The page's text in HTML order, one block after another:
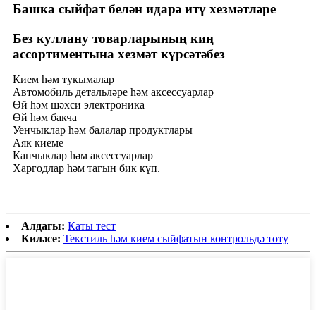
Башка сыйфат белән идарә итү хезмәтләре
Без куллану товарларының киң
ассортиментына хезмәт күрсәтәбез
Кием һәм тукымалар
Автомобиль детальләре һәм аксессуарлар
Өй һәм шәхси электроника
Өй һәм бакча
Уенчыклар һәм балалар продуктлары
Аяк киеме
Капчыклар һәм аксессуарлар
Харгодлар һәм тагын бик күп.
Алдагы: Каты тест
Киләсе: Текстиль һәм кием сыйфатын контрольдә тоту